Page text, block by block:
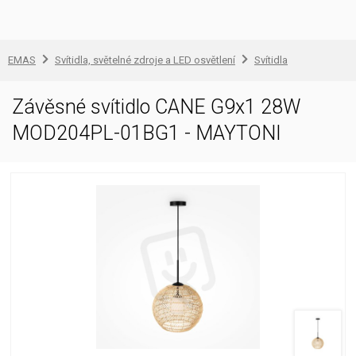
EMAS Svítidla, světelné zdroje a LED osvětlení Svítidla
Závěsné svítidlo CANE G9x1 28W
MOD204PL-01BG1 - MAYTONI